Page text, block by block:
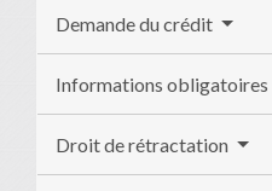
Demande du crédit
Informations obligatoires
Droit de rétractation